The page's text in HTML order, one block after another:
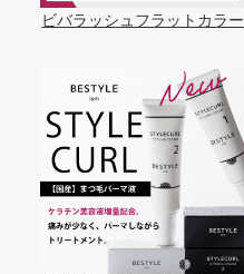
ビバラッシュフラットカラー